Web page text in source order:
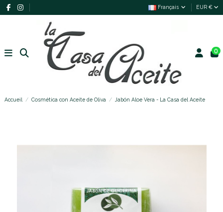
Français EUR €
0
Accueil Cosmética con Aceite de Oliva Jabón Aloe Vera - La Casa del Aceite